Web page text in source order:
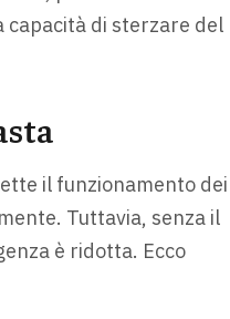
capacità di sterzare del
il funzionamento dei
Tuttavia, senza il
è ridotta. Ecco